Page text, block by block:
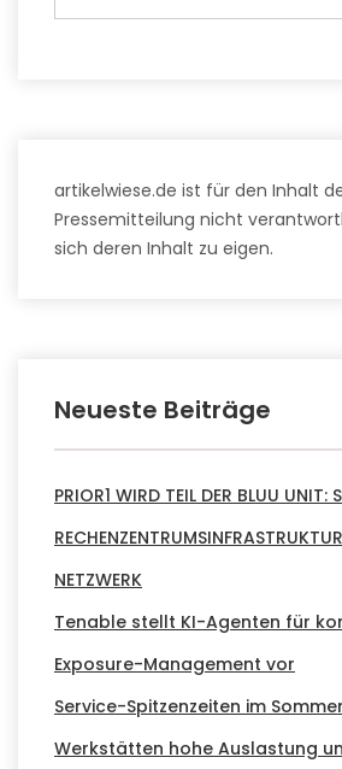
artikelwiese.de ist für den Inhalt
Pressemitteilung nicht
sich deren Inhalt zu eigen.
Neueste Beiträge
PRIOR1 WIRD TEIL DER BLUU UNIT:
NETZWERK
Tenable stellt KI-Agenten für
Exposure-Management vor
Service-Spitzenzeiten im
Werkstätten hohe Auslastung